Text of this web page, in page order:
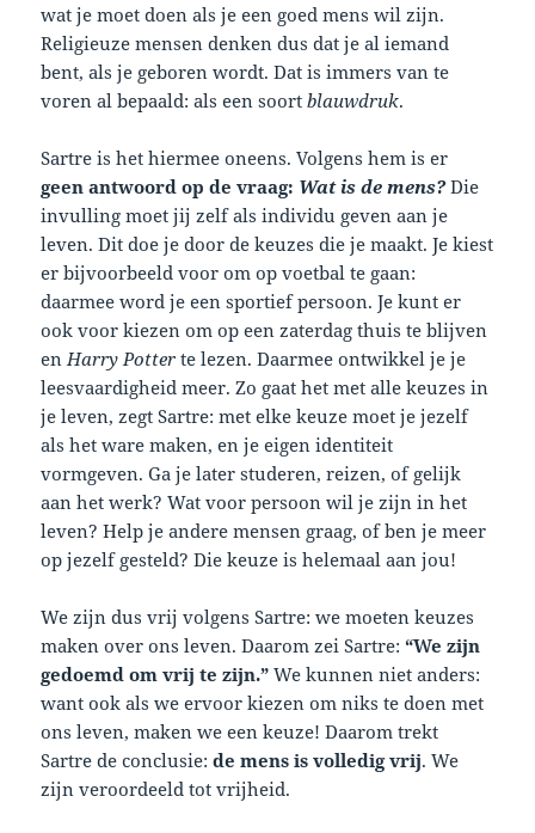
wat je moet doen als je een goed mens wil zijn.
Religieuze mensen denken dus dat je al iemand
bent, als je geboren wordt. Dat is immers van te
voren al bepaald: als een soortblauwdruk.
Sartre is het hiermee oneens. Volgens hem is er
geen antwoord op de vraag: Wat is de mens? Die
invulling moet jij zelf als individu geven aan je
leven. Dit doe je door de keuzes die je maakt. Je kiest
er bijvoorbeeld voor om op voetbal te gaan:
daarmee word je een sportief persoon. Je kunt er
ook voor kiezen om op een zaterdag thuis te blijven
enHarry Potterte lezen. Daarmee ontwikkel je je
leesvaardigheid meer. Zo gaat het met alle keuzes in
je leven, zegt Sartre: met elke keuze moet je jezelf
als het ware maken, en je eigen identiteit
vormgeven. Ga je later studeren, reizen, of gelijk
aan het werk? Wat voor persoon wil je zijn in het
leven? Help je andere mensen graag, of ben je meer
op jezelf gesteld? Die keuze is helemaal aan jou!
We zijn dus vrij volgens Sartre: we moeten keuzes
maken over ons leven. Daarom zei Sartre:“We zijn
gedoemd om vrij te zijn.” We kunnen niet anders:
want ook als we ervoor kiezen om niks te doen met
ons leven, maken we een keuze! Daarom trekt
Sartre de conclusie:de mens is volledig vrij. We
zijn veroordeeld tot vrijheid.